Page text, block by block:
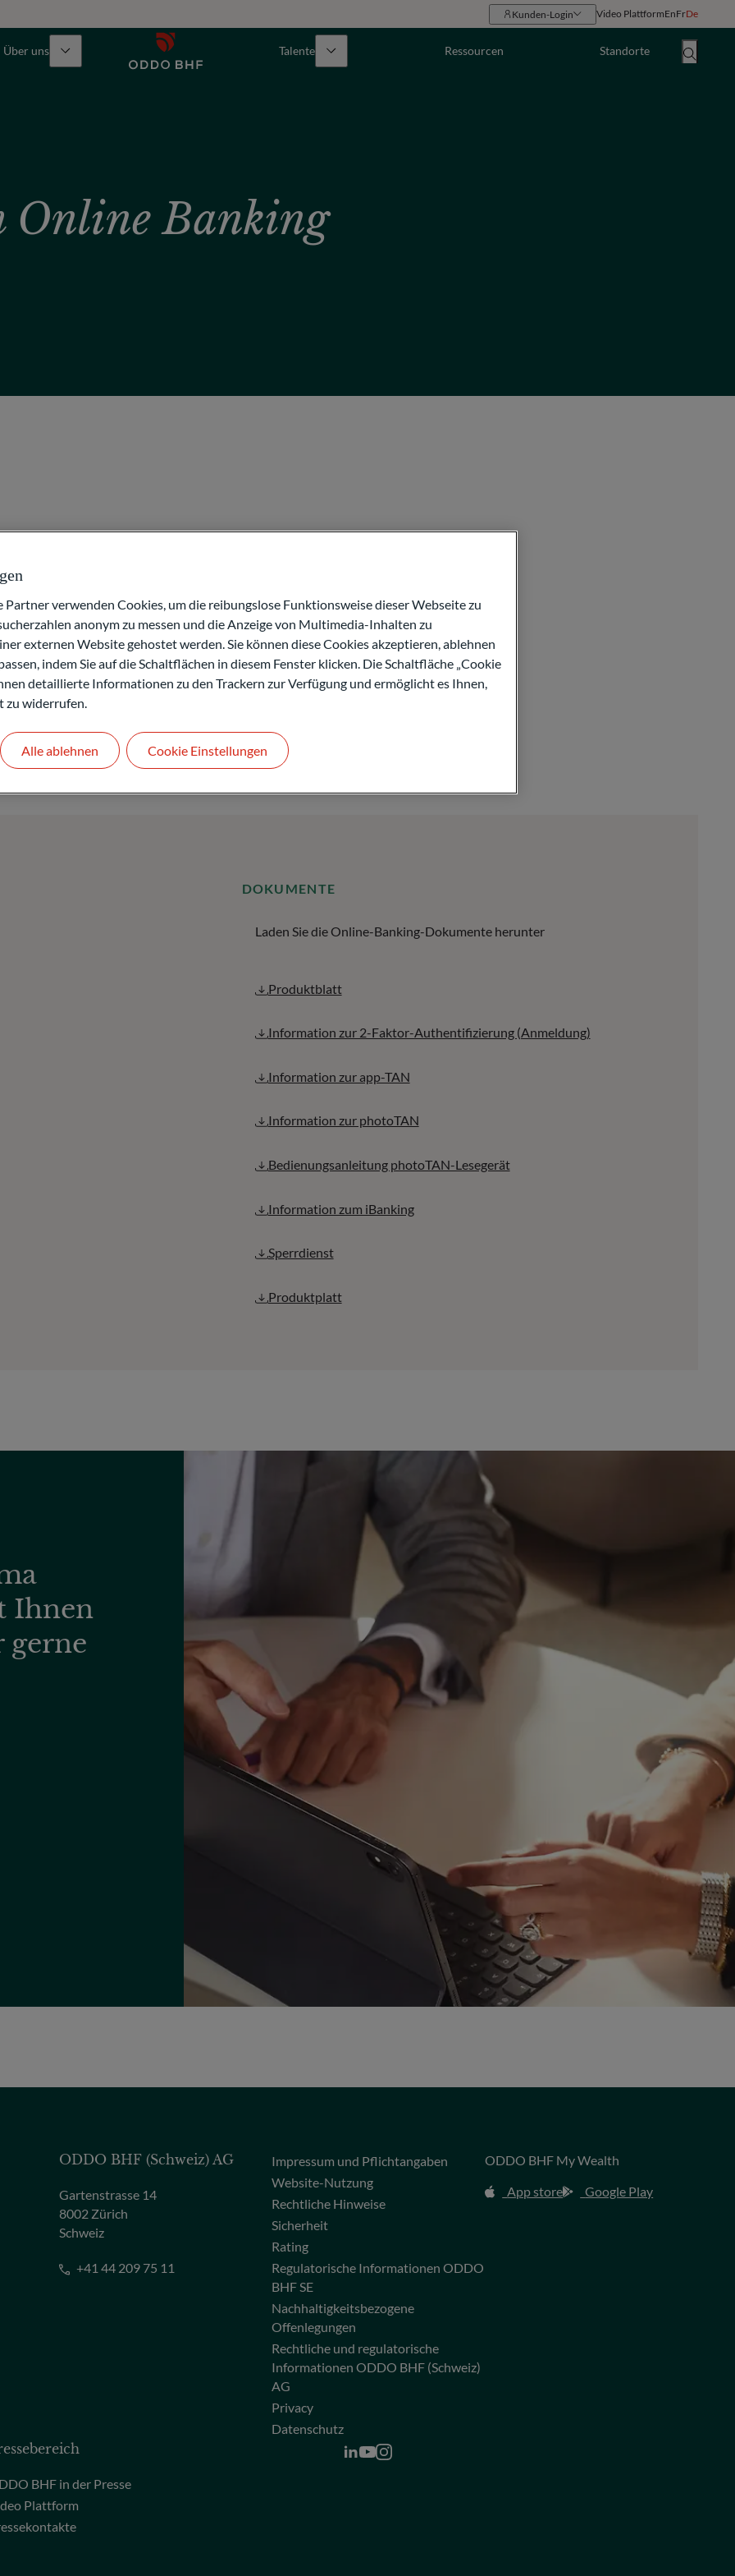
Kunden-Login Video PlattformEnFrDe
Über uns Talente Ressourcen Standorte
Online Banking
zu managen, Kontoumsätze und Depotbestände
freizugeben.
appTAN- sowie photoTAN-Verfahren zur Verfügung. Die
hinterlegt und entgeltfrei erhältlich. Sie können die Online
oder Smartphone) installieren und die
anpassen.
Sie zum Beispiel mit der Bedienungshilfe „VoiceOver“ den
wir Ihr Interesse geweckt? Sie können uns gerne eine E-Mail
in unserem Hause wenden.
zusenden.
DOKUMENTE
Laden Sie die Online-Banking-Dokumente herunter
Produktblatt
Information zur 2-Faktor-Authentifizierung (Anmeldung)
Information zur app-TAN
Information zur photoTAN
Bedienungsanleitung photoTAN-Lesegerät
Information zum iBanking
Sperrdienst
Produktplatt
Ihnen
gerne
ODDO BHF (Schweiz) AG
Gartenstrasse 14
8002 Zürich
Schweiz
+41 44 209 75 11
Impressum und Pflichtangaben
Website-Nutzung
Rechtliche Hinweise
Sicherheit
Rating
Regulatorische Informationen ODDO
BHF SE
Nachhaltigkeitsbezogene
Offenlegungen
Rechtliche und regulatorische
Informationen ODDO BHF (Schweiz)
AG
Privacy
Datenschutz
ODDO BHF My Wealth
App store
Google Play
BHF in der Presse
Plattform
Partner verwenden Cookies, um die reibungslose Funktionsweise dieser Webseite zu
anonym zu messen und die Anzeige von Multimedia-Inhalten zu
externen Website gehostet werden. Sie können diese Cookies akzeptieren, ablehnen
indem Sie auf die Schaltflächen in diesem Fenster klicken. Die Schaltfläche „Cookie
detaillierte Informationen zu den Trackern zur Verfügung und ermöglicht es Ihnen,
zu widerrufen.
Alle ablehnen Cookie Einstellungen